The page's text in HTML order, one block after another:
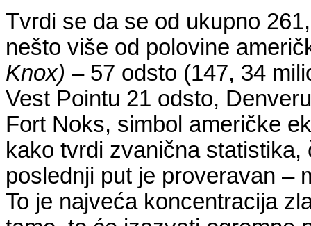
Tvrdi se da se od ukupno
nešto više od polovine
Knox) – 57 odsto (147, 34
Vest Pointu 21 odsto,
Fort Noks, simbol američke
kako tvrdi zvanična
poslednji put je proveravan –
To je najveća koncentracija